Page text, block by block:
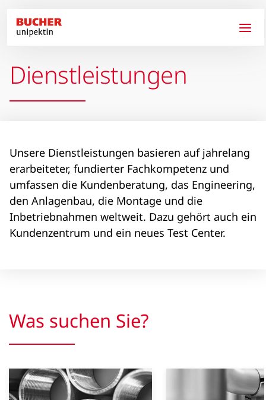
Dienstleistungen
Unsere Dienstleistungen basieren auf jahrelang
erarbeiteter, fundierter Fachkompetenz und
umfassen die Kundenberatung, das Engineering,
den Anlagenbau, die Montage und die
Inbetriebnahmen weltweit. Dazu gehört auch ein
Kundenzentrum und ein neues Test Center.
Was suchen Sie?